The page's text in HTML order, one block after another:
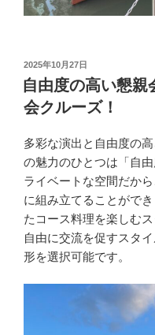
投
稿
日:
2025年10月27日
自由度の高い懇親
会クルーズ！
多彩な演出と自由度の
の魅力のひとつは「自
ライベートな空間だか
に組み立てることがで
たコース料理を楽しむ
自由に交流を促すスタ
形を選択可能です。